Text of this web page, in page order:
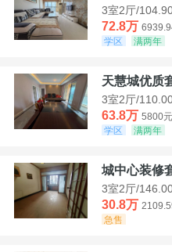
3室2厅/
72.8万
学区
满两年
3室2厅/
63.8万 5800
学区
满两年
城中心装修
3室2厅/
30.8万
急售